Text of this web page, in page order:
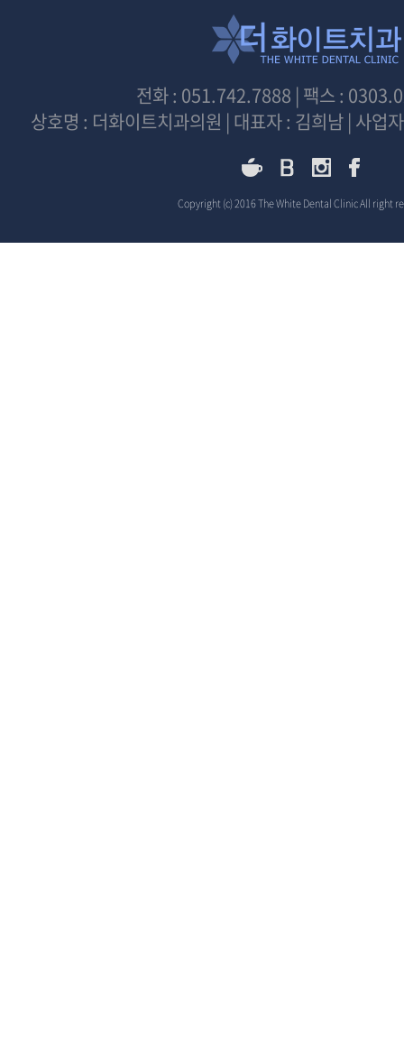
전화 : 051.742.7888 | 팩스 :
상호명 : 더화이트치과의원 | 대표자 : 김희남 | 사
Copyright (c) 2016 The White Dental Clinic All right